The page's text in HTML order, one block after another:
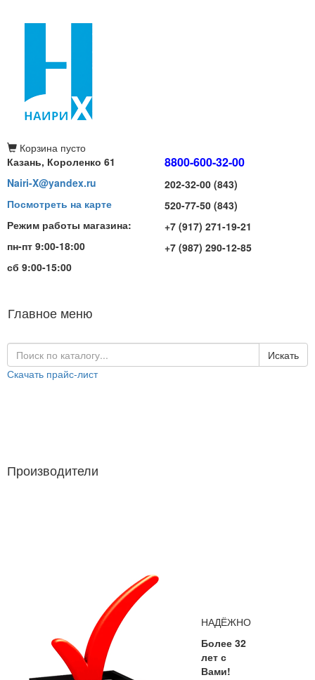
Корзина пусто
Казань, Короленко 61
Nairi-X@yandex.ru
Посмотреть на карте
Режим работы магазина:
пн-пт 9:00-18:00
сб 9:00-15:00
8800-600-32-00
202-32-00 (843)
520-77-50 (843)
+7 (917) 271-19-21
+7 (987) 290-12-85
Главное меню
Искать
Скачать прайс-лист
Производители
НАДЁЖНО
Более 32
лет с
Вами!